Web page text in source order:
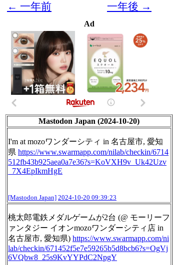
← 一年前
一年後 →
Ad
Mastodon Japan (2024-10-20)
I'm at mozoワンダーシティ in 名古屋市, 愛知
県 https://www.swarmapp.com/nilab/checkin/6714
512fb43b925aea0a7e36?s=KoVXH9v_Uk42Uzv
_7X4EpIkmHgE
[Mastodon Japan] 2024-10-20 09:39:23
桃太郎電鉄メダルゲームが2台 (@ モーリーフ
ァンタジー イオンmozoワンダーシティ店 in
名古屋市, 愛知県) https://www.swarmapp.com/ni
lab/checkin/671452f5e7e59265b5d8bcb6?s=OgVj
6VQbw8_25s9KvYYPdC2NpgY